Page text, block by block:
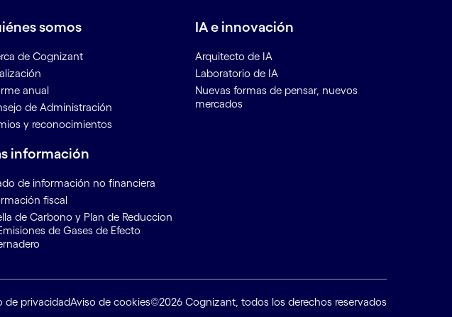
somos
de Cognizant
anual
de Administración
y reconocimientos
IA e innovación
Arquitecto de IA
Laboratorio de IA
Nuevas formas de pensar, nuevos
mercados
información
de información no financiera
fiscal
de Carbono y Plan de Reduccion
de Gases de Efecto
de privacidadAviso de cookies©2026 Cognizant, todos los derechos reservados